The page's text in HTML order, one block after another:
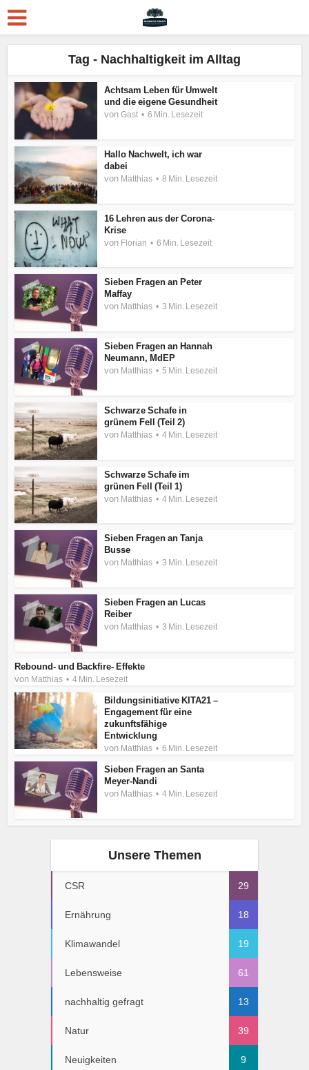
Tag - Nachhaltigkeit im Alltag
Achtsam Leben für Umwelt
und die eigene Gesundheit
vonGast 6 Min. Lesezeit
Hallo Nachwelt, ich war
dabei
von Matthias 8 Min. Lesezeit
16 Lehren aus der Corona-
Krise
von Florian 6 Min. Lesezeit
Sieben Fragen an Peter
Maffay
von Matthias 3 Min. Lesezeit
Sieben Fragen an Hannah
Neumann, MdEP
von Matthias 5 Min. Lesezeit
Schwarze Schafe in
grünem Fell (Teil 2)
von Matthias 4 Min. Lesezeit
Schwarze Schafe im
grünen Fell (Teil 1)
von Matthias 4 Min. Lesezeit
Sieben Fragen an Tanja
Busse
von Matthias 3 Min. Lesezeit
Sieben Fragen an Lucas
Reiber
von Matthias 3 Min. Lesezeit
Rebound- und Backfire- Effekte
von Matthias 4 Min. Lesezeit
Bildungsinitiative KITA21 –
Engagement für eine
zukunftsfähige
Entwicklung
von Matthias 6 Min. Lesezeit
Sieben Fragen an Santa
Meyer-Nandi
von Matthias 4 Min. Lesezeit
Unsere Themen
CSR 29
Ernährung 18
Klimawandel 19
Lebensweise 61
nachhaltig gefragt 13
Natur 39
Neuigkeiten 9